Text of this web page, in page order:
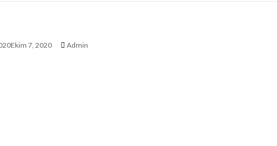
7, 2020 Admin